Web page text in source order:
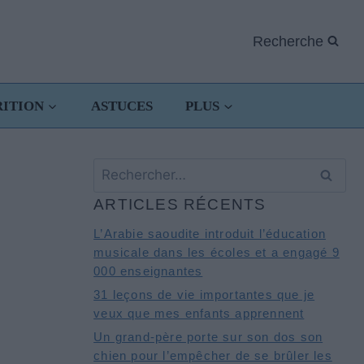
Recherche
ASTUCES PLUS
Rechercher :
ARTICLES RÉCENTS
L’Arabie saoudite introduit l’éducation
musicale dans les écoles et a engagé 9
000 enseignantes
31 leçons de vie importantes que je
veux que mes enfants apprennent
Un grand-père porte sur son dos son
chien pour l’empêcher de se brûler les